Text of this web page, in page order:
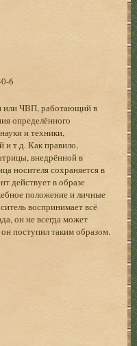
6
или ЧВП, работающий в
определённого
и техники,
и т.д. Как правило,
внедрённой в
носителя сохраняется в
действует в образе
положение и личные
воспринимает всё
он не всегда может
поступил таким образом.